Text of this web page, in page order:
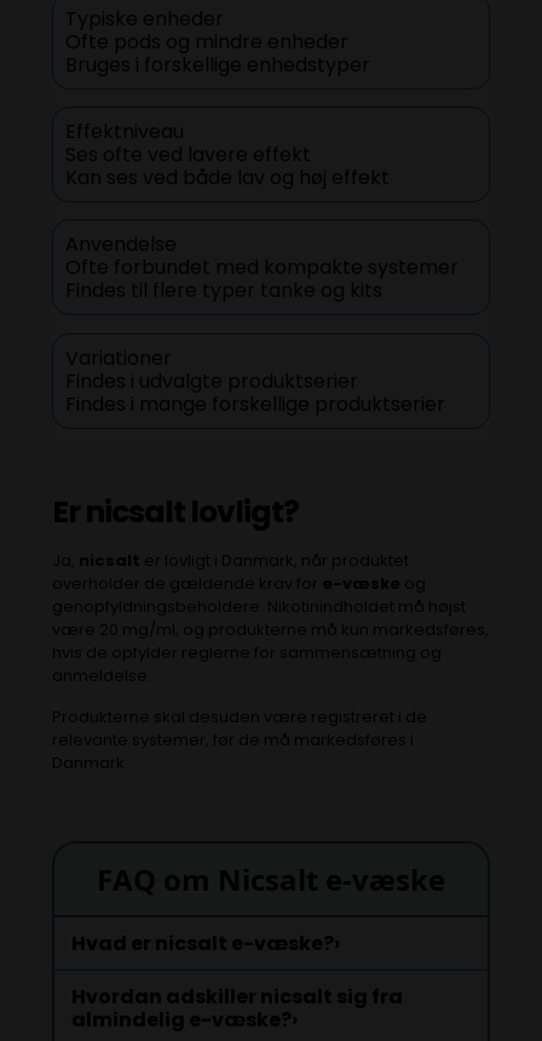
Typiske enheder
Ofte pods og mindre enheder
Bruges i forskellige enhedstyper
Effektniveau
Ses ofte ved lavere effekt
Kan ses ved både lav og høj effekt
Anvendelse
Ofte forbundet med kompakte systemer
Findes til flere typer tanke og kits
Variationer
Findes i udvalgte produktserier
Findes i mange forskellige produktserier
Ernicsaltlovligt?
Ja, nicsalt er lovligt i Danmark, når produktet
overholder de gældende krav for e-væske og
genopfyldningsbeholdere. Nikotinindholdet må højst
være 20 mg/ml, og produkterne må kun markedsføres,
hvis de opfylder reglerne for sammensætning og
anmeldelse.
Produkterne skal desuden være registreret i de
relevante systemer, før de må markedsføres i
Danmark.
FAQ om Nicsalt e-væske
Hvad er nicsalt e-væske?›
Hvordan adskiller nicsalt sig fra
almindelig e-væske?›